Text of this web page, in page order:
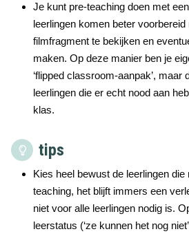
Je kunt pre-teaching doen met
leerlingen komen beter
filmfragment te bekijken en
maken. Op deze manier ben je
‘flipped classroom-aanpak’, maar
leerlingen die er echt nood aan
klas.
tips
Kies heel bewust de leerlingen
teaching, het blijft immers een
niet voor alle leerlingen nodig is.
leerstatus (‘ze kunnen het nog